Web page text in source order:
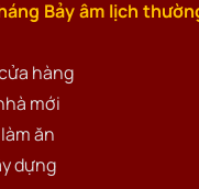
Bảy âm lịch
hàng
mới
ăn
dựng